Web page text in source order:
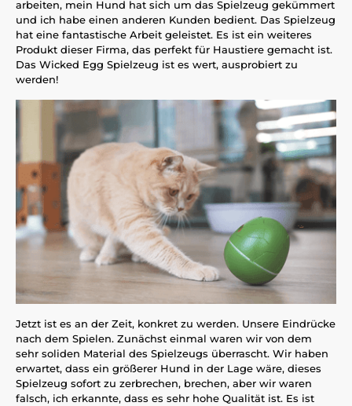
arbeiten, mein Hund hat sich um das Spielzeug gekümmert
und ich habe einen anderen Kunden bedient. Das Spielzeug
hat eine fantastische Arbeit geleistet. Es ist ein weiteres
Produkt dieser Firma, das perfekt für Haustiere gemacht ist.
Das Wicked Egg Spielzeug ist es wert, ausprobiert zu
werden!
Jetzt ist es an der Zeit, konkret zu werden. Unsere Eindrücke
nach dem Spielen. Zunächst einmal waren wir von dem
sehr soliden Material des Spielzeugs überrascht. Wir haben
erwartet, dass ein größerer Hund in der Lage wäre, dieses
Spielzeug sofort zu zerbrechen, brechen, aber wir waren
falsch, ich erkannte, dass es sehr hohe Qualität ist. Es ist